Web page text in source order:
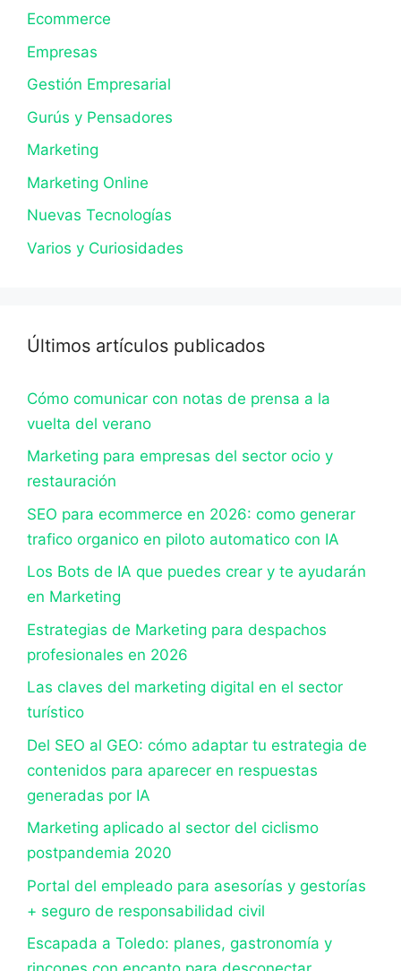
Ecommerce
Empresas
Gestión Empresarial
Gurús y Pensadores
Marketing
Marketing Online
Nuevas Tecnologías
Varios y Curiosidades
Últimos artículos publicados
Cómo comunicar con notas de prensa a la
vuelta del verano
Marketing para empresas del sector ocio y
restauración
SEO para ecommerce en 2026: como generar
trafico organico en piloto automatico con IA
Los Bots de IA que puedes crear y te ayudarán
en Marketing
Estrategias de Marketing para despachos
profesionales en 2026
Las claves del marketing digital en el sector
turístico
Del SEO al GEO: cómo adaptar tu estrategia de
contenidos para aparecer en respuestas
generadas por IA
Marketing aplicado al sector del ciclismo
postpandemia 2020
Portal del empleado para asesorías y gestorías
+ seguro de responsabilidad civil
Escapada a Toledo: planes, gastronomía y